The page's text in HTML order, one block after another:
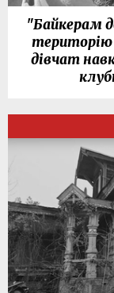
"Байкерам
територію
дівчат